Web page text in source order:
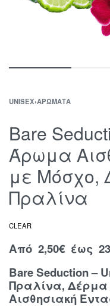
UNISEX›ΑΡΏΜΑΤΑ
Bare
Άρωμα
με Μόσχο,
Πραλίνα
CLEAR
Από 2,50€ έως
Bare Seduction –
Πραλίνα, Δέρμα
Αισθησιακή